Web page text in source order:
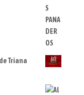
Triana